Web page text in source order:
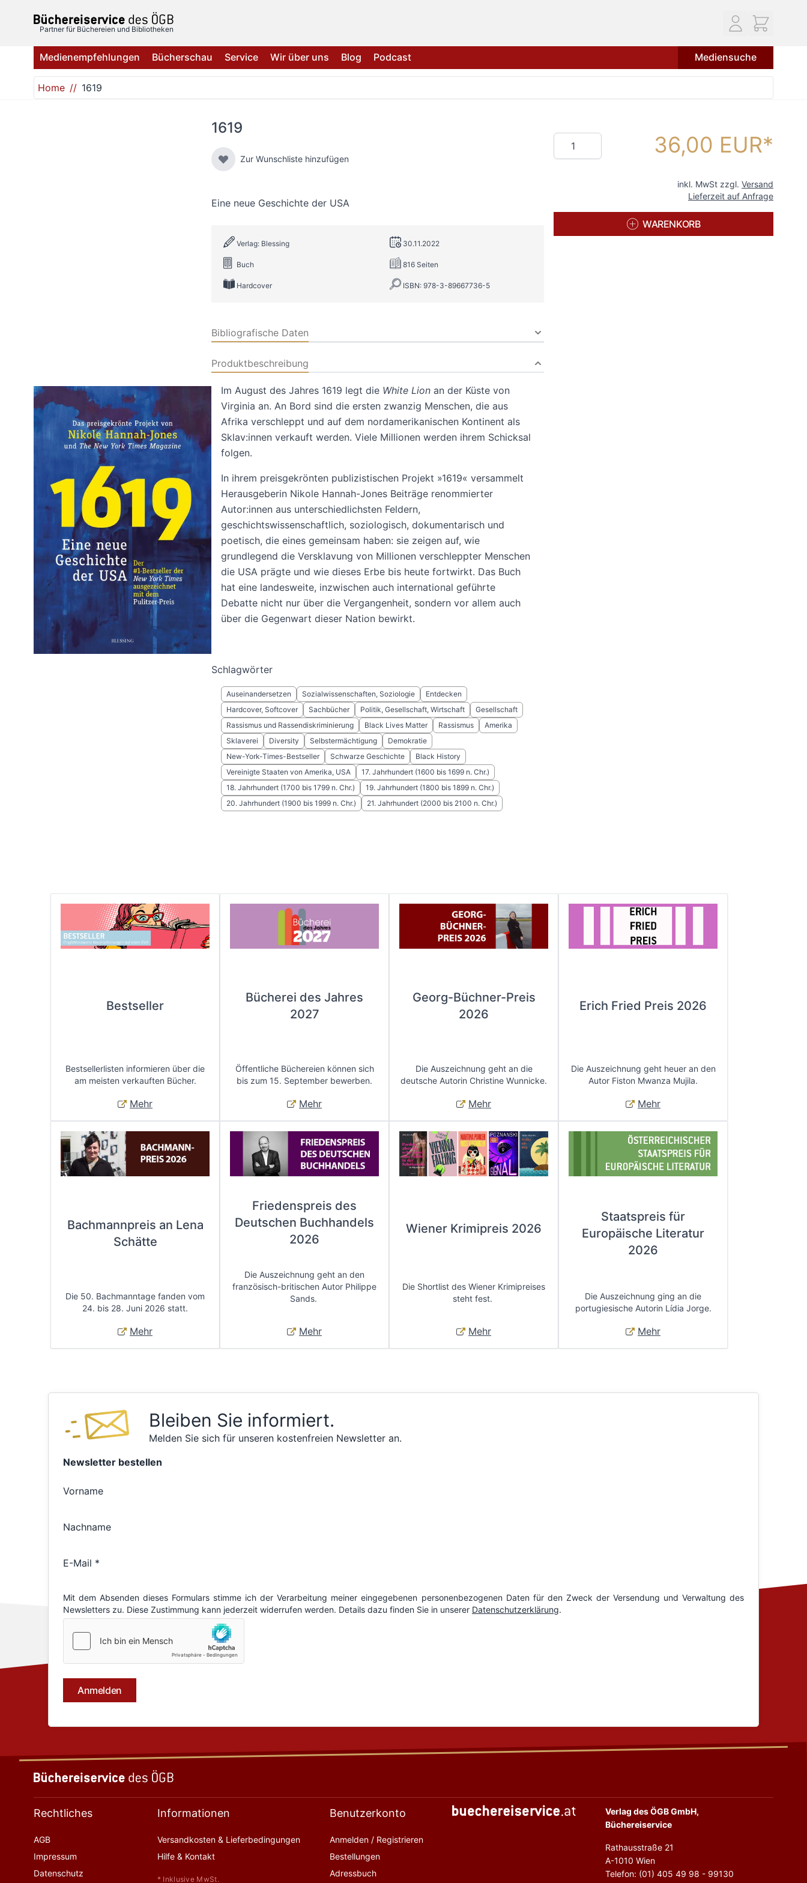
Partner für Büchereien und Bibliotheken
Medienempfehlungen Bücherschau Service Wir über uns Blog Podcast Mediensuche
Home 1619
1619
Zur Wunschliste hinzufügen
Eine neue Geschichte der USA
Verlag: Blessing 30.11.2022
Buch 816 Seiten
Hardcover ISBN: 978-3-89667736-5
Bibliografische Daten
Produktbeschreibung
Im August des Jahres 1619 legt die White Lionan der Küste von
Virginia an. An Bord sind die ersten zwanzig Menschen, die aus
Afrika verschleppt und auf dem nordamerikanischen Kontinent als
Sklav:innen verkauft werden. Viele Millionen werden ihrem Schicksal
folgen.
In ihrem preisgekrönten publizistischen Projekt »1619« versammelt
Herausgeberin Nikole Hannah-Jones Beiträge renommierter
Autor:innen aus unterschiedlichsten Feldern,
geschichtswissenschaftlich, soziologisch, dokumentarisch und
poetisch, die eines gemeinsam haben: sie zeigen auf, wie
grundlegend die Versklavung von Millionen verschleppter Menschen
die USA prägte und wie dieses Erbe bis heute fortwirkt. Das Buch
hat eine landesweite, inzwischen auch international geführte
Debatte nicht nur über die Vergangenheit, sondern vor allem auch
über die Gegenwart dieser Nation bewirkt.
Schlagwörter
Auseinandersetzen Sozialwissenschaften, Soziologie
Entdecken
Hardcover, Softcover
Sachbücher Politik, Gesellschaft, Wirtschaft
Gesellschaft
Rassismus und Rassendiskriminierung
Black Lives Matter Rassismus
Amerika
Sklaverei
Diversity Selbstermächtigung
Demokratie
New-York-Times-Bestseller
Schwarze Geschichte
Black History
Vereinigte Staaten von Amerika, USA
17. Jahrhundert (1600 bis 1699 n. Chr.)
18. Jahrhundert (1700 bis 1799 n. Chr.)
19. Jahrhundert (1800 bis 1899 n. Chr.)
20. Jahrhundert (1900 bis 1999 n. Chr.)
21. Jahrhundert (2000 bis 2100 n. Chr.)
Menge 36,00 EUR
inkl. MwSt zzgl. Versand
Lieferzeit auf Anfrage
WARENKORB
Bestseller
Bestsellerlisten informieren über die
am meisten verkauften Bücher.
Mehr
Bücherei des Jahres
2027
Öffentliche Büchereien können sich
bis zum 15. September bewerben.
Mehr
Georg-Büchner-Preis
2026
Die Auszeichnung geht an die
deutsche Autorin Christine Wunnicke.
Mehr
Erich Fried Preis 2026
Die Auszeichnung geht heuer an den
Autor Fiston Mwanza Mujila.
Mehr
Bachmannpreis an Lena
Schätte
Die 50. Bachmanntage fanden vom
24. bis 28. Juni 2026 statt.
Mehr
Friedenspreis des
Deutschen Buchhandels
2026
Die Auszeichnung geht an den
französisch-britischen Autor Philippe
Sands.
Mehr
Wiener Krimipreis 2026
Die Shortlist des Wiener Krimipreises
steht fest.
Mehr
Staatspreis für
Europäische Literatur
2026
Die Auszeichnung ging an die
portugiesische Autorin Lídia Jorge.
Mehr
Bleiben Sie informiert.
Melden Sie sich für unseren kostenfreien Newsletter an.
Rechtliches
AGB
Impressum
Datenschutz
Informationen
Versandkosten & Lieferbedingungen
Hilfe & Kontakt
* Inklusive MwSt.
Benutzerkonto
Anmelden / Registrieren
Bestellungen
Adressbuch
Verlag des ÖGB GmbH,
Büchereiservice
Rathausstraße 21
A-1010 Wien
Telefon: (01) 405 49 98 - 99130